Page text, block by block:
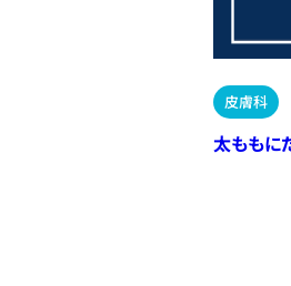
皮膚科
太ももに